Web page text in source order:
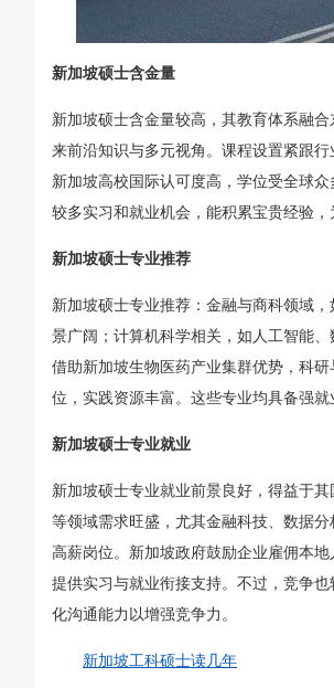
新加坡硕士含金量
新加坡硕士含金量较高，其教育体系融
来前沿知识与多元视角。课程设置紧跟
新加坡高校国际认可度高，学位受全球
较多实习和就业机会，能积累宝贵经验
新加坡硕士专业推荐
新加坡硕士专业推荐：金融与商科领域
景广阔；计算机科学相关，如人工智能
借助新加坡生物医药产业集群优势，科
位，实践资源丰富。这些专业均具备强
新加坡硕士专业就业
新加坡硕士专业就业前景良好，得益于
等领域需求旺盛，尤其金融科技、数据
高薪岗位。新加坡政府鼓励企业雇佣本
提供实习与就业衔接支持。不过，竞争
化沟通能力以增强竞争力。
新加坡工科硕士读几年